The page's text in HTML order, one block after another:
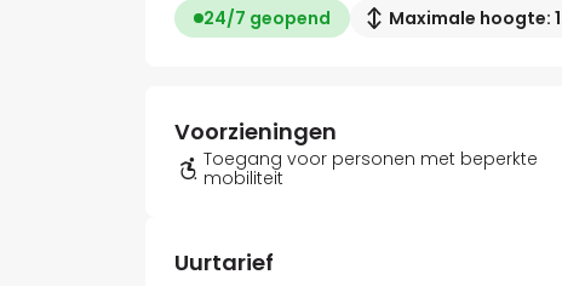
24/7 geopend Maximale hoogte:
Voorzieningen
Toegang voor personen met beperkte
mobiliteit
Uurtarief